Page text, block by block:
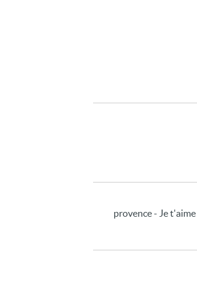
provence - Je